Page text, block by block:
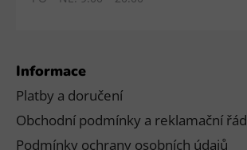
Informace
Platby a doručení
Obchodní podmínky a reklamační řád
Podmínky ochrany osobních údajů